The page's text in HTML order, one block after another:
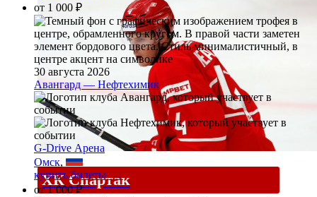
ХК Спартак
от 1 000 ₽
30 августа 2026
Авангард — Нефтехимик
G-Drive Арена
Омск,
купить билеты →
от1 000 ₽